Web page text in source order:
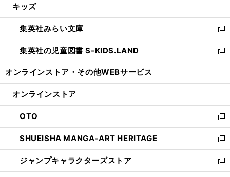
開
く
ウ
で
開
く
ン
ド
ウ
で
ウ
ィ
ン
ド
開
キッズ
集英社みらい文庫
新
し
い
ン
ウ
で
開
く
集英社の児童図書 S-KIDS.LAND
新
ウ
ン
ド
ウ
で
開
く
オンラインストア・ その他WEBサービス
オンラインストア
OTO
新
し
い
ウ
ィ
ン
SHUEISHA MANGA-ART HERITAGE
新
し
い
ウ
ジャンプキャラクターズストア
新
し